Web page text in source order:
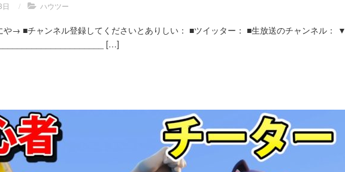
/ ハウツー
や→ ■チャンネル登録してくださいとありしい： ■ツイッター： ■生放送のチャンネル： ▼
[…]